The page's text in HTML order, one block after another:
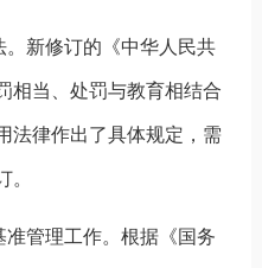
。新修订的《中华人民共
相当、处罚与教育相结合
法律作出了具体规定，需
。
准管理工作。根据《国务